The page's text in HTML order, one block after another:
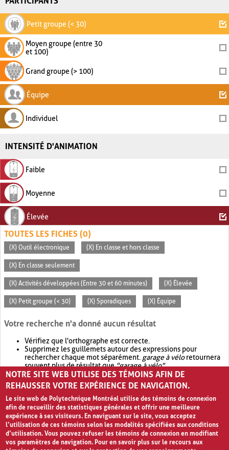
Petit groupe (< 30)
Moyen groupe (entre 30
et 100)
Grand groupe (> 100)
Équipe
Individuel
INTENSITÉ D'ANIMATION
Faible
Moyenne
Élevée
TOUTES LES FICHES (0)
(X) Outil électronique (X) En classe et hors classe
(X) En classe seulement
(X) Activités développées (Entre 30 et 60 minutes) (X) Élevée
(X) Petit groupe (< 30) (X) Sporadiques (X) Équipe
Votre recherche n'a donné aucun résultat
Vérifiez que l'orthographe est correcte.
Supprimez les guillemets autour des expressions pour
rechercher chaque mot séparément. garage à véloretournera
souvent plus de résultat que"garage à vélo".
Envisagez d'élargir votre recherche avec OR.garage OR vélo
retournera souvent plus de résultat quegarage à vélo
NOTRE SITE WEB UTILISE DES TÉMOINS AFIN DE
REHAUSSER VOTRE EXPÉRIENCE DE NAVIGATION.
Le site web de Polytechnique Montréal utilise des témoins de connexion
afin de recueillir des statistiques générales et offrir une meilleure
expérience à ses visiteurs. En naviguant sur le site, vous acceptez
l’utilisation de ces témoins selon les modalités spécifiées aux conditions
d’utilisation. Vous pouvez refuser les témoins de connexion en modifiant
vos paramètres de navigation. Pour en savoir plus sur le recours aux